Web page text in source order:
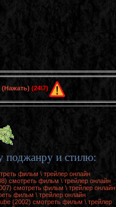
(Нажать) (24\7)
и стилю:
фильм \ трейлер онлайн
смотреть фильм \ трейлер онлайн
смотреть фильм \ трейлер онлайн
фильм \ трейлер онлайн
(2002) смотреть фильм \ трейлер